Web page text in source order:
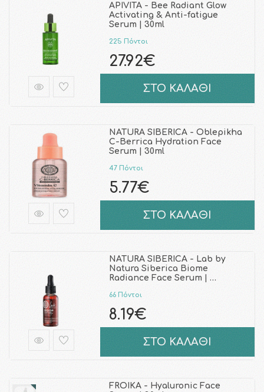
APIVITA - Bee Radiant Glow
Activating & Anti-fatigue
Serum | 30ml
225 Πόντοι
27.92€
ΣΤΟ ΚΑΛΑΘΙ
NATURA SIBERICA - Oblepikha
C-Berrica Hydration Face
Serum | 30ml
47 Πόντοι
5.77€
ΣΤΟ ΚΑΛΑΘΙ
NATURA SIBERICA - Lab by
Natura Siberica Biome
Radiance Face Serum | …
66 Πόντοι
8.19€
ΣΤΟ ΚΑΛΑΘΙ
FROIKA - Hyaluronic Face